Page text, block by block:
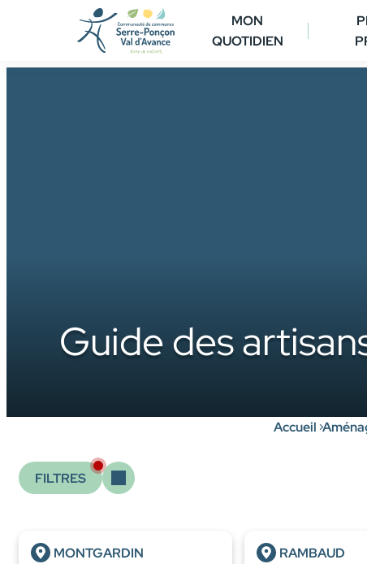
MON
QUOTIDIEN
Guide des
Accueil
FILTRES
MONTGARDIN RAMBAUD